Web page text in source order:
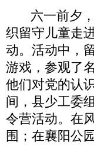
六一前夕，
织留守儿童走
动。活动中，
游戏，参观了
他们对党的认
间，县少工委
令营活动。在
围；在襄阳公